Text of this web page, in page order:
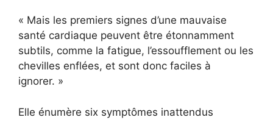
« Mais les premiers signes d’une mauvaise
santé cardiaque peuvent être étonnamment
subtils, comme la fatigue, l’essoufflement ou les
chevilles enflées, et sont donc faciles à
ignorer. »
Elle énumère six symptômes inattendus